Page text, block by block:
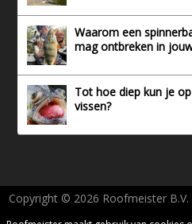
Waarom een
mag ontbreken in
Tot hoe diep kun je
vissen?
Copyright © 2026 Roofmeister
AVG - Privacy